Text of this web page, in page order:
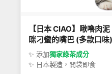
【日本 CIAO】啾嚕肉
咪刁蠻的嘴巴 (多款口味)
✨ 添加獨家綠茶成分
✨ 日本製造，開袋即食